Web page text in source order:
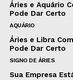
Áries e Aquário
Pode Dar Certo
AQUÁRIO
Áries e Libra
Pode Dar Certo
SIGNO DE ÁRIES
Sua Empresa